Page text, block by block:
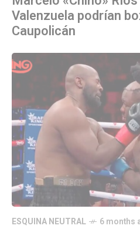
Valenzuela podrían
Caupolicán
ESQUINA NEUTRAL 6 months